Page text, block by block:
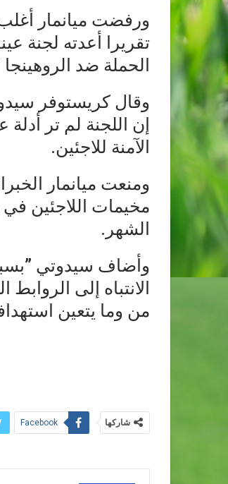
ورفضت ميانمار
تقريرا أعدته لجنة
الحملة ضد الروهينجا
وقال كريستوفر
إن اللجنة لم تر
الآمنة للاجئين.
ومنعت ميانمار
مخيمات اللاجئين
الشهر.
وأضاف سيدوتي
الانتباه إلى
من وما يتعين
شاركها Facebook